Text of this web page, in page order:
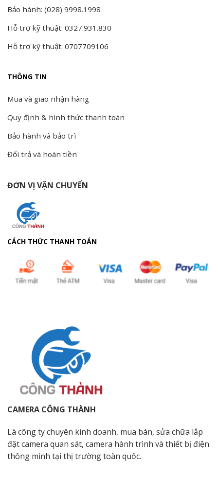
Bảo hành: (028) 9998.1998
Hỗ trợ kỹ thuật: 0327.931.830
Hỗ trợ kỹ thuật: 0707709106
THÔNG TIN
Mua và giao nhận hàng
Quy định & hình thức thanh toán
Bảo hành và bảo trì
Đổi trả và hoàn tiền
ĐƠN VỊ VẬN CHUYỂN
CÁCH THỨC THANH TOÁN
CAMERA CÔNG THÀNH
Là công ty chuyên kinh doanh, mua bán, sửa chữa lắp
đặt camera quan sát, camera hành trình và thiết bị điện
thông minh tại thị trường toàn quốc.